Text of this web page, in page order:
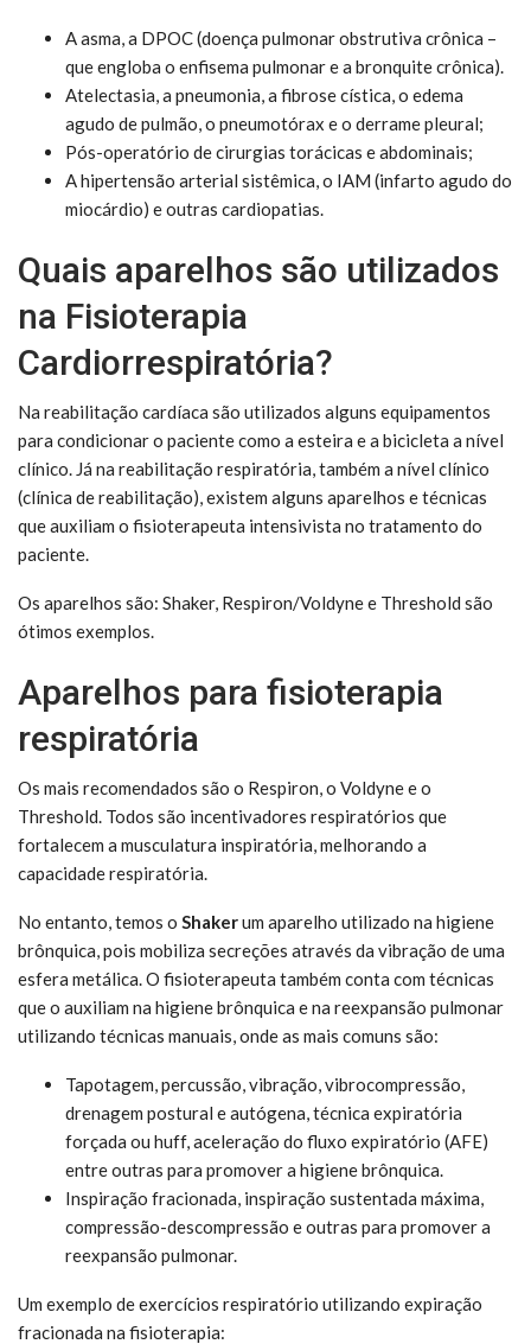
A asma, a DPOC (doença pulmonar obstrutiva crônica –
que engloba o enfisema pulmonar e a bronquite crônica).
Atelectasia, a pneumonia, a fibrose cística, o edema
agudo de pulmão, o pneumotórax e o derrame pleural;
Pós-operatório de cirurgias torácicas e abdominais;
A hipertensão arterial sistêmica, o IAM (infarto agudo do
miocárdio) e outras cardiopatias.
Quais aparelhos são utilizados
na Fisioterapia
Cardiorrespiratória?
Na reabilitação cardíaca são utilizados alguns equipamentos
para condicionar o paciente como a esteira e a bicicleta a nível
clínico. Já na reabilitação respiratória, também a nível clínico
(clínica de reabilitação), existem alguns aparelhos e técnicas
que auxiliam o fisioterapeuta intensivista no tratamento do
paciente.
Os aparelhos são: Shaker, Respiron/Voldyne e Threshold são
ótimos exemplos.
Aparelhos para fisioterapia
respiratória
Os mais recomendados são o Respiron, o Voldyne e o
Threshold. Todos são incentivadores respiratórios que
fortalecem a musculatura inspiratória, melhorando a
capacidade respiratória.
No entanto, temos o Shakerum aparelho utilizado na higiene
brônquica, pois mobiliza secreções através da vibração de uma
esfera metálica. O fisioterapeuta também conta com técnicas
que o auxiliam na higiene brônquica e na reexpansão pulmonar
utilizando técnicas manuais, onde as mais comuns são:
Tapotagem, percussão, vibração, vibrocompressão,
drenagem postural e autógena, técnica expiratória
forçada ou huff, aceleração do fluxo expiratório (AFE)
entre outras para promover a higiene brônquica.
Inspiração fracionada, inspiração sustentada máxima,
compressão-descompressão e outras para promover a
reexpansão pulmonar.
Um exemplo de exercícios respiratório utilizando expiração
fracionada na fisioterapia: